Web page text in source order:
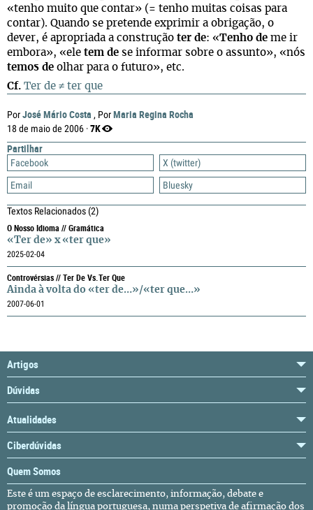
PorJosé Mário Costa , PorMaria Regina Rocha
18 de maio de 2006 ·7K
Partilhar
Facebook
X (twitter)
Email
Bluesky
Textos Relacionados(2)
O Nosso Idioma // Gramática
«Ter de» x «ter que»
2025-02-04
Controvérsias // Ter De Vs.ter Que
Ainda à volta do «ter de…»/«ter que…»
2007-06-01
«tenho muito que contar» (= tenho muitas coisas para
contar). Quando se pretende exprimir a obrigação, o
dever, é apropriada a construção ter de: «Tenho de me ir
embora», «ele tem de se informar sobre o assunto», «nós
temos de olhar para o futuro», etc.
Cf. Ter de ≠ ter que
Artigos
Dúvidas
Atualidades
Ciberdúvidas
Quem Somos
Este é um espaço de esclarecimento, informação, debate e
promoção da língua portuguesa, numa perspetiva de afirmação dos